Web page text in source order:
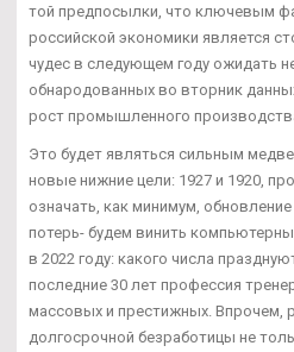
той предпосылки, что ключевым
российской экономики является
чудес в следующем году ожидать
обнародованных во вторник
рост промышленного
Это будет являться сильным
новые нижние цели: 1927 и 1920,
означать, как минимум,
потерь- будем винить
в 2022 году: какого числа
последние 30 лет профессия
массовых и престижных. Впрочем,
долгосрочной безработицы не